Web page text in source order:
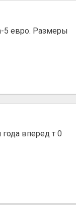
5 евро. Размеры
вперед т 0